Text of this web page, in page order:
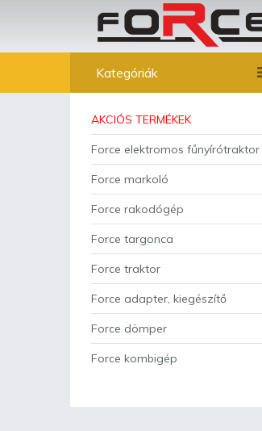
Kategóriák
AKCIÓS TERMÉKEK
Force elektromos fűnyírótraktor
Force markoló
Force rakodógép
Force targonca
Force traktor
Force adapter, kiegészítő
Force dömper
Force kombigép